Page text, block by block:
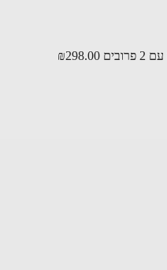
₪298.00